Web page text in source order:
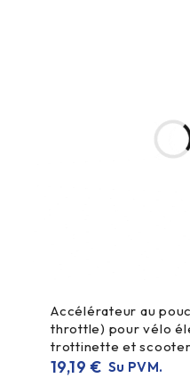
Ar tinka Xiaomi
Taip, tai perėjimas, skirtas
Accélérateur au
throttle) pour vélo
trottinette et scooter
19,19€ Su PVM.